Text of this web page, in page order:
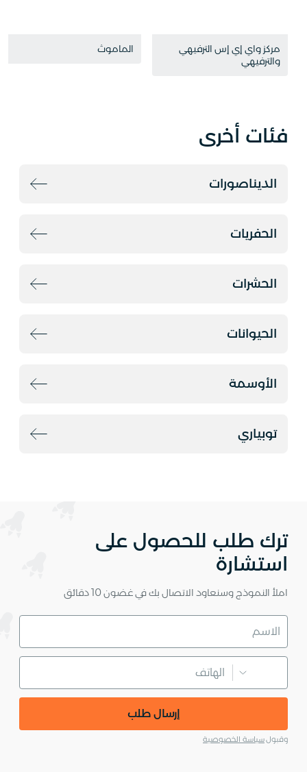
مركز واي إي إس الترفيهي
والترفيهي
الماموث
فئات أخرى
الديناصورات
الحفريات
الحشرات
الحيوانات
الأوسمة
توبياري
ترك طلب للحصول على
استشارة
املأ النموذج وسنعاود الاتصال بك في غضون 10 دقائق
إرسال طلب
وقبولسياسة الخصوصية